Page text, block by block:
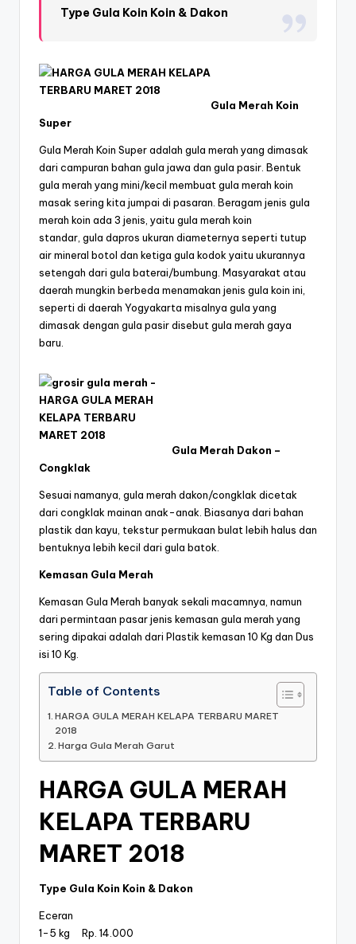
Type Gula Koin Koin & Dakon
Gula Merah Koin
Super
Gula Merah Koin Super adalah gula merah yang dimasak
dari campuran bahan gula jawa dan gula pasir. Bentuk
gula merah yang mini/kecil membuat gula merah koin
masak sering kita jumpai di pasaran. Beragam jenis gula
merah koin ada 3 jenis, yaitu gula merah koin
standar, gula dapros ukuran diameternya seperti tutup
air mineral botol dan ketiga gula kodok yaitu ukurannya
setengah dari gula baterai/bumbung. Masyarakat atau
daerah mungkin berbeda menamakan jenis gula koin ini,
seperti di daerah Yogyakarta misalnya gula yang
dimasak dengan gula pasir disebut gula merah gaya
baru.
Gula Merah Dakon –
Congklak
Sesuai namanya, gula merah dakon/congklak dicetak
dari congklak mainan anak-anak. Biasanya dari bahan
plastik dan kayu, tekstur permukaan bulat lebih halus dan
bentuknya lebih kecil dari gula batok.
Kemasan Gula Merah
Kemasan Gula Merah banyak sekali macamnya, namun
dari permintaan pasar jenis kemasan gula merah yang
sering dipakai adalah dari Plastik kemasan 10 Kg dan Dus
isi 10 Kg.
Table of Contents
HARGA GULA MERAH KELAPA TERBARU MARET
2018
Harga Gula Merah Garut
HARGA GULA MERAH
KELAPA TERBARU
MARET 2018
Type Gula Koin Koin & Dakon
Eceran
1-5 kg Rp. 14.000